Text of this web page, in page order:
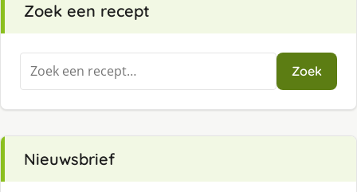
Zoek een recept
Zoeken
naar:
Zoek
Nieuwsbrief